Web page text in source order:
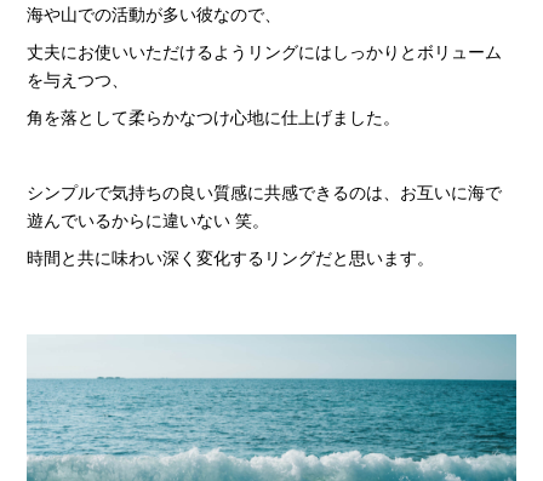
海や山での活動が多い彼なので、
丈夫にお使いいただけるようリングにはしっかりとボリューム
を与えつつ、
角を落として柔らかなつけ心地に仕上げました。
シンプルで気持ちの良い質感に共感できるのは、お互いに海で
遊んでいるからに違いない 笑。
時間と共に味わい深く変化するリングだと思います。